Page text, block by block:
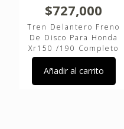
$727,000
Tren Delantero Freno
De Disco Para Honda
Xr150 /190 Completo
Añadir al carrito